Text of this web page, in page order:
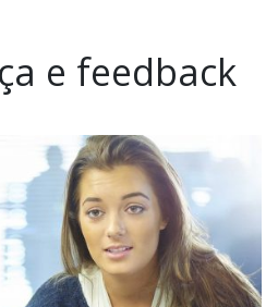
e feedback